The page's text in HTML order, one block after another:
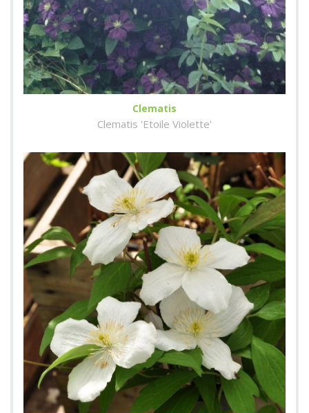
Clematis
Clematis 'Etoile Violette'